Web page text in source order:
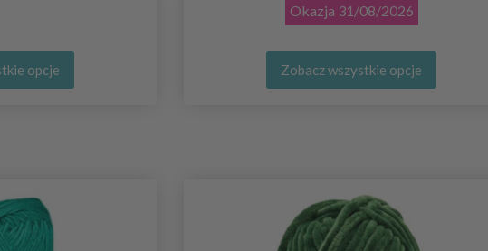
opcje
Okazja 31/08/2026
Zobacz wszystkie opcje